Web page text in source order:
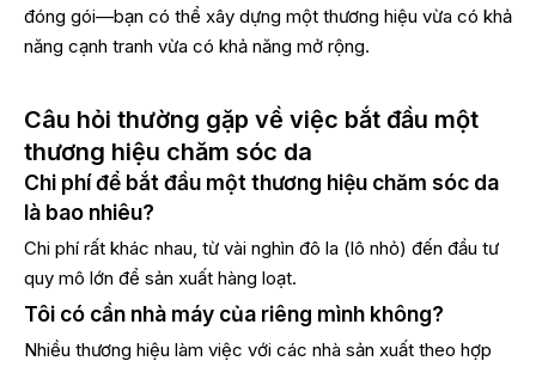
đóng gói—bạn có thể xây dựng một thương hiệu vừa có khả
năng cạnh tranh vừa có khả năng mở rộng.
Câu hỏi thường gặp về việc bắt đầu một
thương hiệu chăm sóc da
Chi phí để bắt đầu một thương hiệu chăm sóc da
là bao nhiêu?
Chi phí rất khác nhau, từ vài nghìn đô la (lô nhỏ) đến đầu tư
quy mô lớn để sản xuất hàng loạt.
Tôi có cần nhà máy của riêng mình không?
Nhiều thương hiệu làm việc với các nhà sản xuất theo hợp